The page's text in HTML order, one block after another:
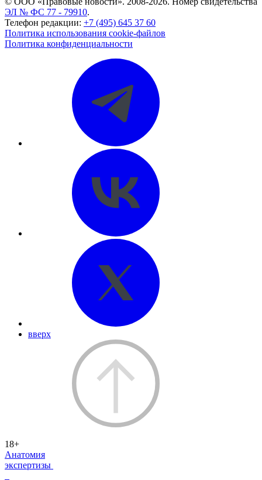
ЭЛ № ФС 77 - 79910.
Телефон редакции: +7 (495) 645 37 60
Политика использования cookie-файлов
Политика конфиденциальности
вверх
18+
Анатомия
экспертизы